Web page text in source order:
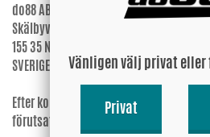
do88 AB
Skälbyvägen 14
155 35 NYKVARN
SVERIGE
Efter kontroll av returnerade varor
förutsatt att varorna är i ursprungligt
Vänligen välj privat
Privat